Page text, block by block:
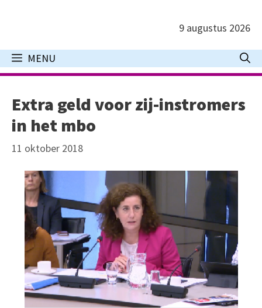
inhoud
9 augustus 2026
MENU
Extra geld voor zij-instromers
in het mbo
11 oktober 2018